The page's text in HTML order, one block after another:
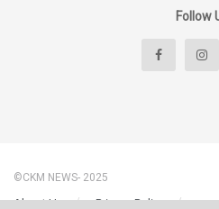
Follow
©CKM NEWS- 2025
About Us Privacy Policy